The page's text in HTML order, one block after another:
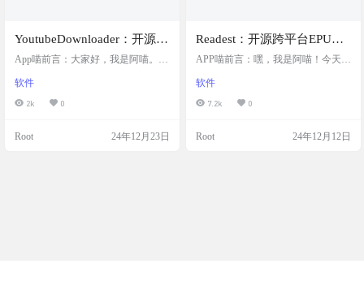
YoutubeDownloader：开源
YouTube视频下载工具，允许
频、播放列表和频道，支持
视频质量和格式的选择
App喵前言：大家好，我是阿喵。今
视频下载工具——YoutubeDownloade
r。这个工具可以让你通过复制粘贴
过关键词搜索，帮助你快速查找和
软件
2k 0
Root 24年12月23日
Readest：开源跨平台EPUB
阅读器，Next.js 15与Tauri v2
APP喵前言：嘿，我是阿喵！今天要
阅读器——Readest。这款阅读器专
为追求沉浸式深度阅读体验的用户
5和Tauri v2，支持macOS、Window
软件
7.2k 0
Root 24年12月12日